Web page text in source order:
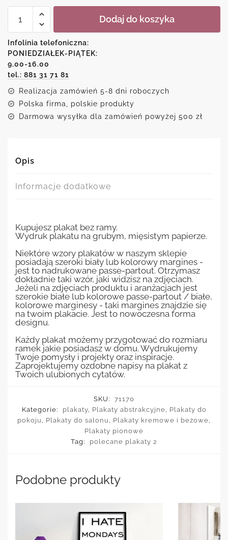
Plakat
marmurkiem
Dodaj do koszyka
Infolinia telefoniczna:
PONIEDZIAŁEK-PIĄTEK:
9.00-16.00
tel.: 881 31 71 81
Realizacja zamówień 5-8 dni roboczych
Polska firma, polskie produkty
Darmowa wysyłka dla zamówień powyżej 500 zł
Opis
Informacje dodatkowe
Kupujesz plakat bez ramy.
Wydruk plakatu na grubym, mięsistym papierze.
Niektóre wzory plakatów w naszym sklepie
posiadają szeroki biały lub kolorowy margines -
jest to nadrukowane passe-partout. Otrzymasz
dokładnie taki wzór, jaki widzisz na zdjęciach.
Jeżeli na zdjęciach produktu i aranżacjach jest
szerokie białe lub kolorowe passe-partout / białe,
kolorowe marginesy - taki margines znajdzie się
na twoim plakacie. Jest to nowoczesna forma
designu.
Każdy plakat możemy przygotować do rozmiaru
ramek jakie posiadasz w domu. Wydrukujemy
Twoje pomysły i projekty oraz inspiracje.
Zaprojektujemy ozdobne napisy na plakat z
Twoich ulubionych cytatów.
SKU:
71170
Kategorie:
plakaty, Plakaty abstrakcyjne, Plakaty do
pokoju , Plakaty do salonu , Plakaty kremowe i beżowe,
Plakaty pionowe
Tag:
polecane plakaty 2
Podobne produkty